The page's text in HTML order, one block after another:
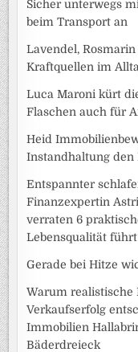
Sicher unterwegs
beim Transport an
Lavendel,
Kraftquellen im
Luca Maroni kürt
Flaschen auch für
Heid
Instandhaltung
Entspannter
Finanzexpertin
verraten 6
Lebensqualität führt
Gerade bei Hitze
Warum realistische
Verkaufserfolg
Immobilien
Bäderdreieck